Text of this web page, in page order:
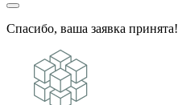
Спасибо, ваша заявка принята!